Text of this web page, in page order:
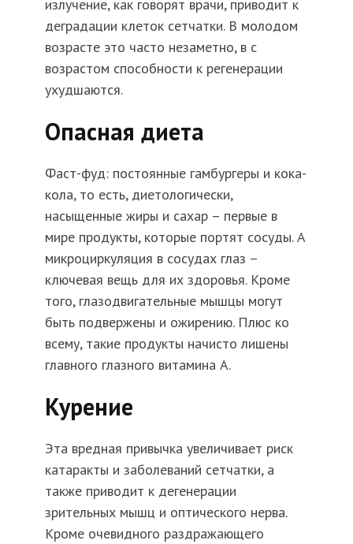
излучение, как говорят врачи, приводит к
деградации клеток сетчатки. В молодом
возрасте это часто незаметно, в с
возрастом способности к регенерации
ухудшаются.
Опасная диета
Фаст-фуд: постоянные гамбургеры и кока-
кола, то есть, диетологически,
насыщенные жиры и сахар – первые в
мире продукты, которые портят сосуды. А
микроциркуляция в сосудах глаз –
ключевая вещь для их здоровья. Кроме
того, глазодвигательные мышцы могут
быть подвержены и ожирению. Плюс ко
всему, такие продукты начисто лишены
главного глазного витамина А.
Курение
Эта вредная привычка увеличивает риск
катаракты и заболеваний сетчатки, а
также приводит к дегенерации
зрительных мышц и оптического нерва.
Кроме очевидного раздражающего